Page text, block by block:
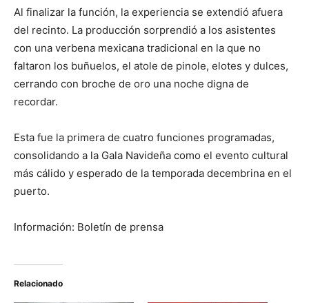
Al finalizar la función, la experiencia se extendió afuera
del recinto. La producción sorprendió a los asistentes
con una verbena mexicana tradicional en la que no
faltaron los buñuelos, el atole de pinole, elotes y dulces,
cerrando con broche de oro una noche digna de
recordar.
Esta fue la primera de cuatro funciones programadas,
consolidando a la Gala Navideña como el evento cultural
más cálido y esperado de la temporada decembrina en el
puerto.
Información: Boletín de prensa
Relacionado